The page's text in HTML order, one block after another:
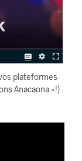
plateformes
Anacaona »!)